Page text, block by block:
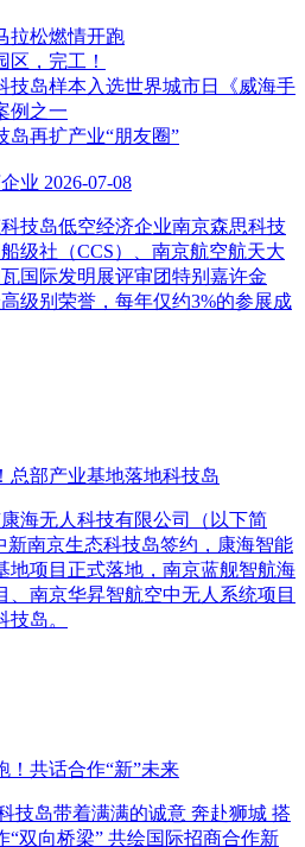
拉松燃情开跑
区，完工！
技岛样本入选世界城市日《威海手
例之一
岛再扩产业“朋友圈”
业 2026-07-08
技岛低空经济企业南京森思科技
级社（CCS）、南京航空航天大
国际发明展评审团特别嘉许金
级别荣誉，每年仅约3%的参展成
总部产业基地落地科技岛
海无人科技有限公司（以下简
新南京生态科技岛签约，康海智能
地项目正式落地，南京蓝舰智航海
、南京华昇智航空中无人系统项目
技岛。
！共话合作“新”未来
技岛带着满满的诚意 奔赴狮城 搭
“双向桥梁” 共绘国际招商合作新